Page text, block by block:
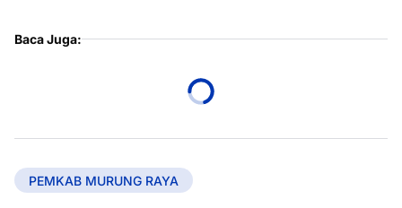
Baca Juga:
PEMKAB MURUNG RAYA